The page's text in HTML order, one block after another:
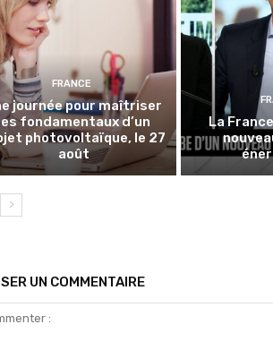
FRANCE
journée pour maîtriser
les fondamentaux d’un
photovoltaïque, le 27
août
La
UN COMMENTAIRE